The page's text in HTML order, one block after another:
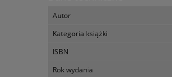
Autor
Kategoria książki
ISBN
Rok wydania